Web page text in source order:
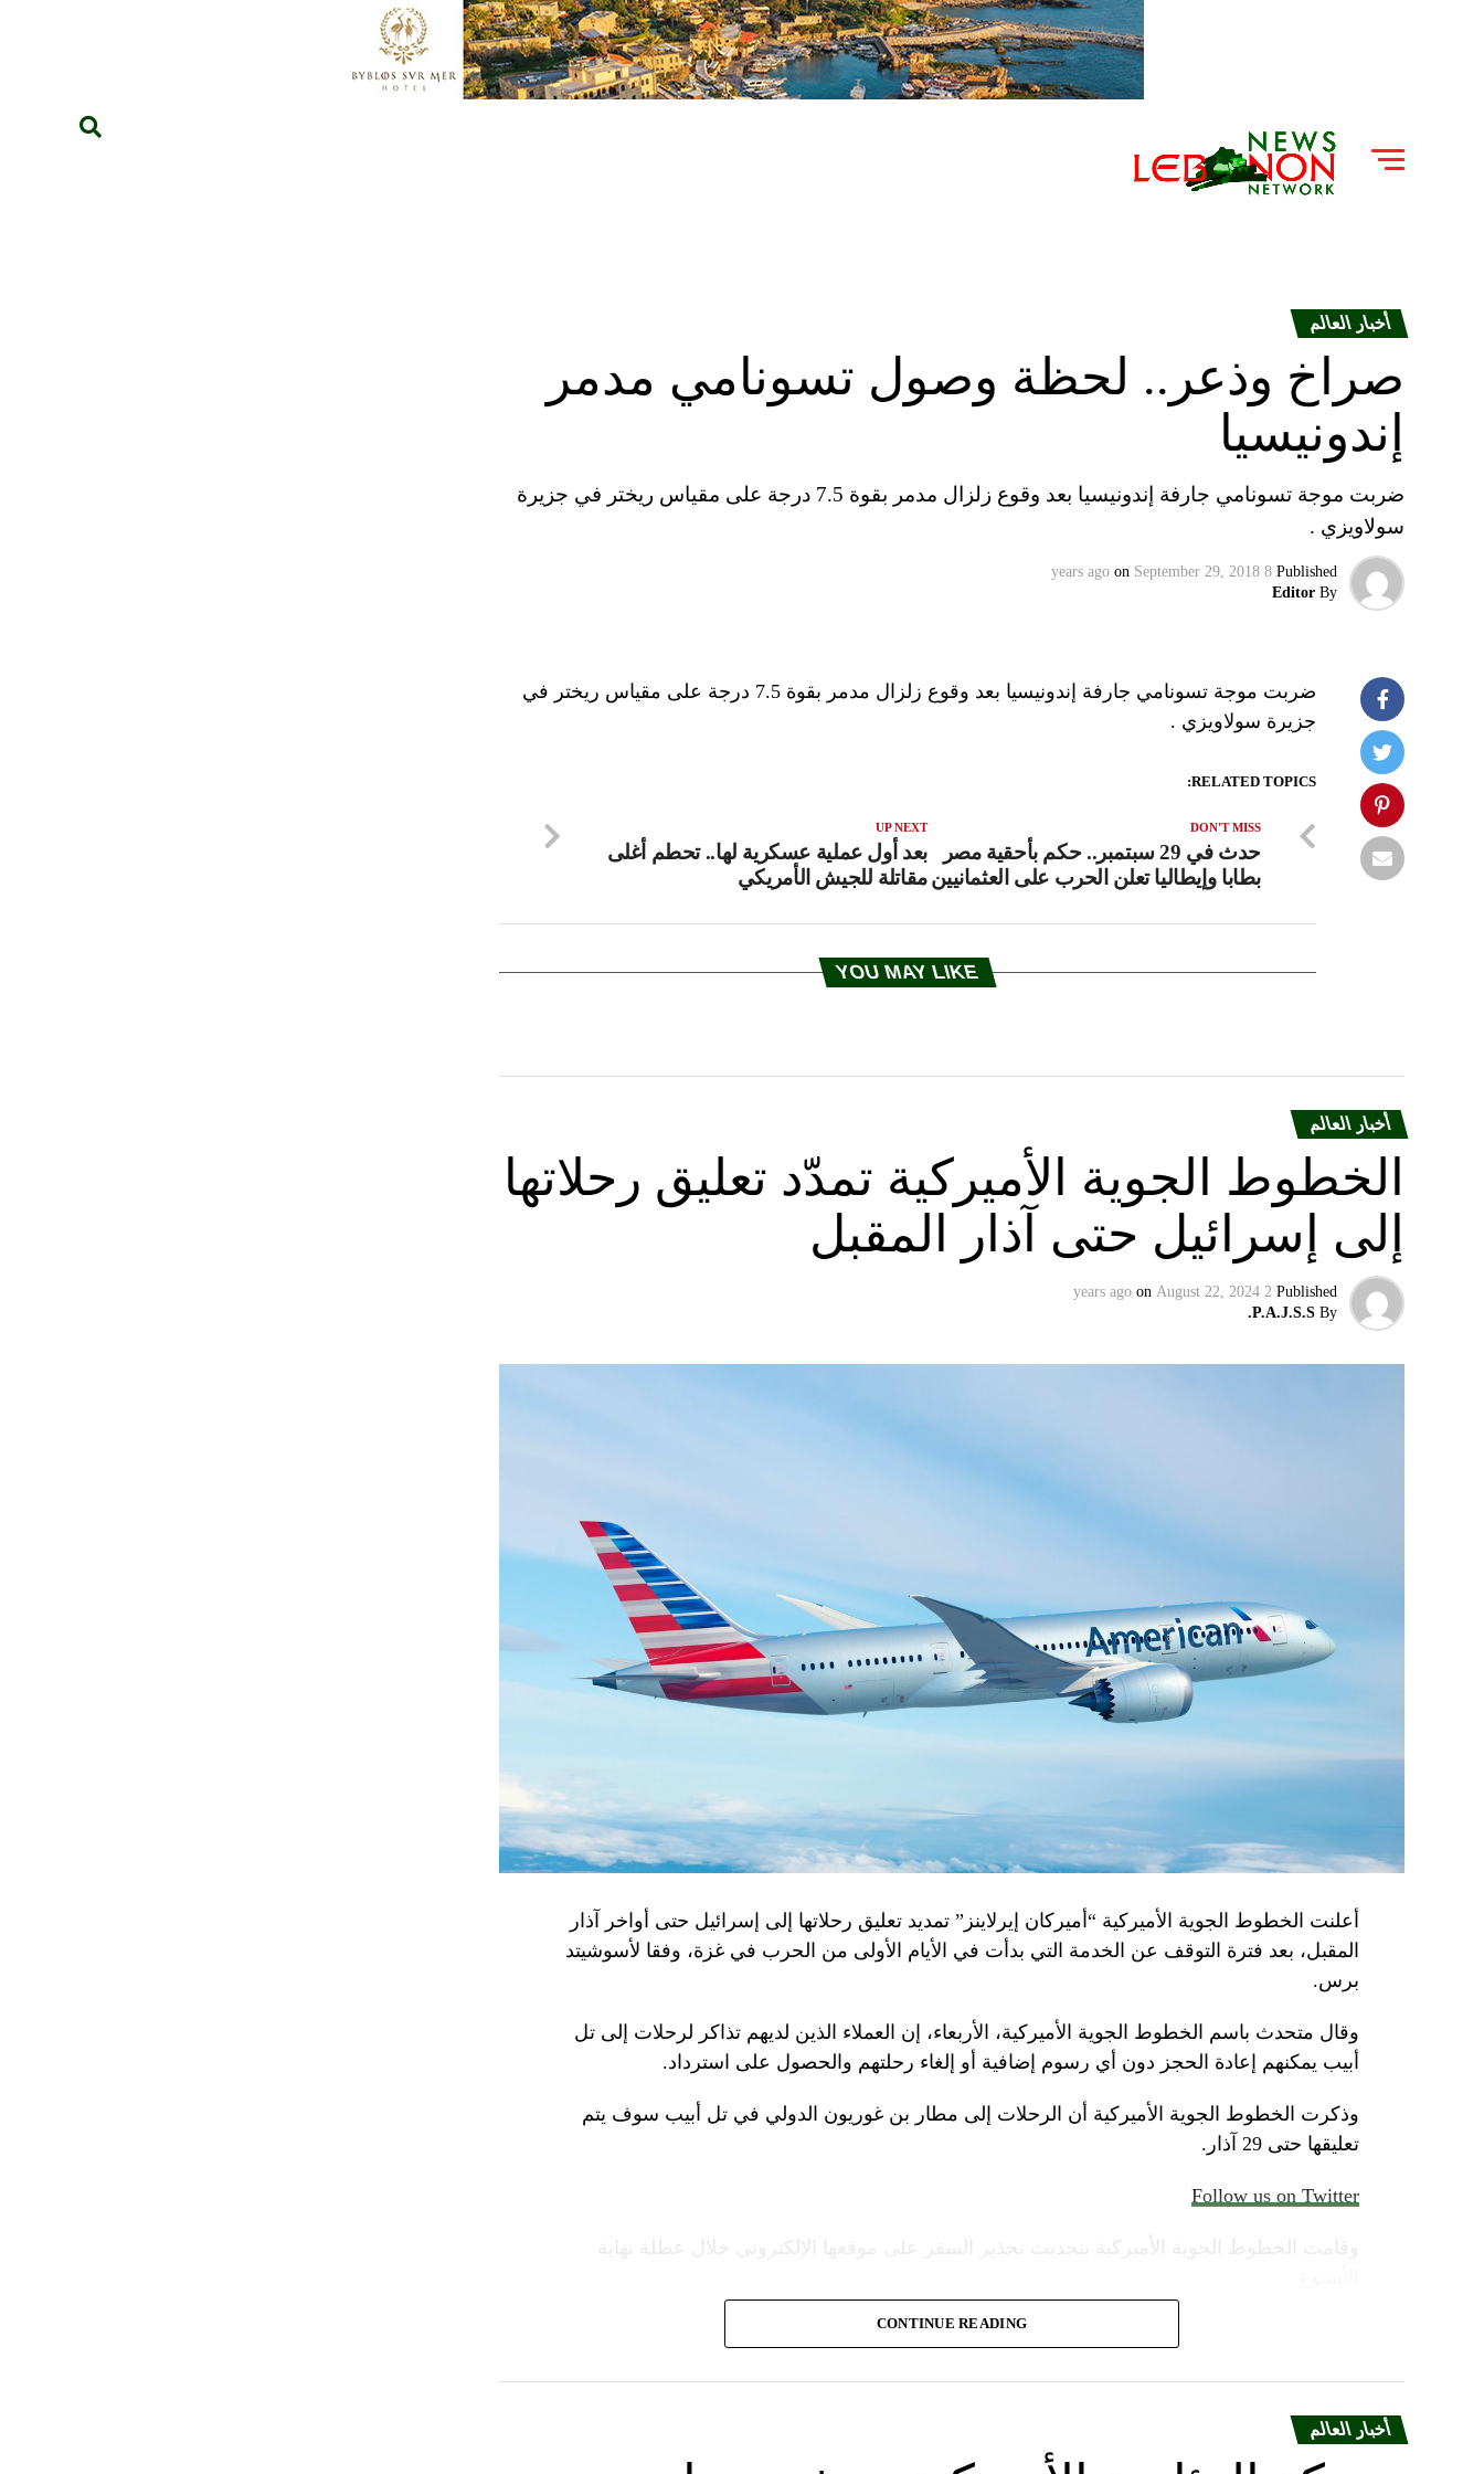
أخبار العالم
صراخ وذعر.. لحظة وصول تسونامي مدمر
إندونيسيا
ضربت موجة تسونامي جارفة إندونيسيا بعد وقوع زلزال مدمر بقوة 7.5 درجة على مقياس ريختر في جزيرة
سولاويزي .
Published
8 years ago
on September 29, 2018
By
Editor
ضربت موجة تسونامي جارفة إندونيسيا بعد وقوع زلزال مدمر بقوة 7.5 درجة على مقياس ريختر في
جزيرة سولاويزي .
RELATED TOPICS:
UP NEXT
بعد أول عملية عسكرية لها.. تحطم أغلى
مقاتلة للجيش الأمريكي
DON'T MISS
حدث في 29 سبتمبر.. حكم بأحقية مصر
بطابا وإيطاليا تعلن الحرب على العثمانيين
YOU MAY LIKE
أخبار العالم
الخطوط الجوية الأميركية تمدّد تعليق رحلاتها
إلى إسرائيل حتى آذار المقبل
Published
2 years ago
on August 22, 2024
By
P.A.J.S.S.
أعلنت الخطوط الجوية الأميركية “أميركان إيرلاينز” تمديد تعليق رحلاتها إلى إسرائيل حتى أواخر آذار
المقبل، بعد فترة التوقف عن الخدمة التي بدأت في الأيام الأولى من الحرب في غزة، وفقا لأسوشيتد
برس.
وقال متحدث باسم الخطوط الجوية الأميركية، الأربعاء، إن العملاء الذين لديهم تذاكر لرحلات إلى تل
أبيب يمكنهم إعادة الحجز دون أي رسوم إضافية أو إلغاء رحلتهم والحصول على استرداد.
وذكرت الخطوط الجوية الأميركية أن الرحلات إلى مطار بن غوريون الدولي في تل أبيب سوف يتم
تعليقها حتى 29 آذار.
Follow us on Twitter
وقامت الخطوط الجوية الأميركية بتحديث تحذير السفر على موقعها الإلكتروني خلال عطلة نهاية
وأضاف المتحدث “سنواصل العمل بشكل وثيق مع شركات الطيران الشريكة لمساعدة العملاء
أوقفت شركة يونايتد إيرلاينز خدماتها إلى أجل غير مسمى.
CONTINUE READING
أخبار العالم